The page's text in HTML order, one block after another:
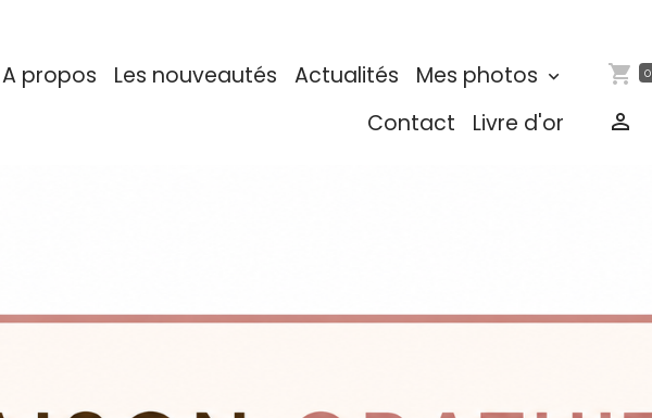
A propos Les nouveautés Actualités
Mes photos
Contact
Livre d'or
0